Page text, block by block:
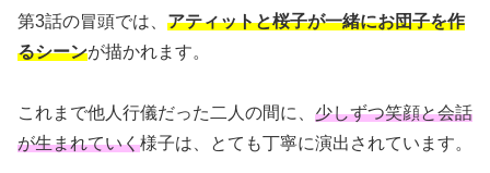
第3話の冒頭では、 アティットと桜子が一緒にお団子を作
るシーンが描かれます。
これまで他人行儀だった二人の間に、 少しずつ笑顔と会話
が生まれていく様子は、とても丁寧に演出されています。